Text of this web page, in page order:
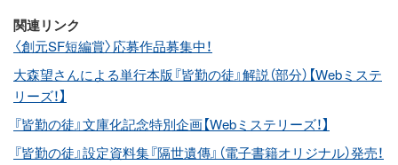
関連リンク
〈創元SF短編賞〉応募作品募集中！
大森望さんによる単行本版『皆勤の徒』解説（部分）【Webミステ
リーズ！】
『皆勤の徒』文庫化記念特別企画【Webミステリーズ！】
『皆勤の徒』設定資料集『隔世遺傳』（電子書籍オリジナル）発売！